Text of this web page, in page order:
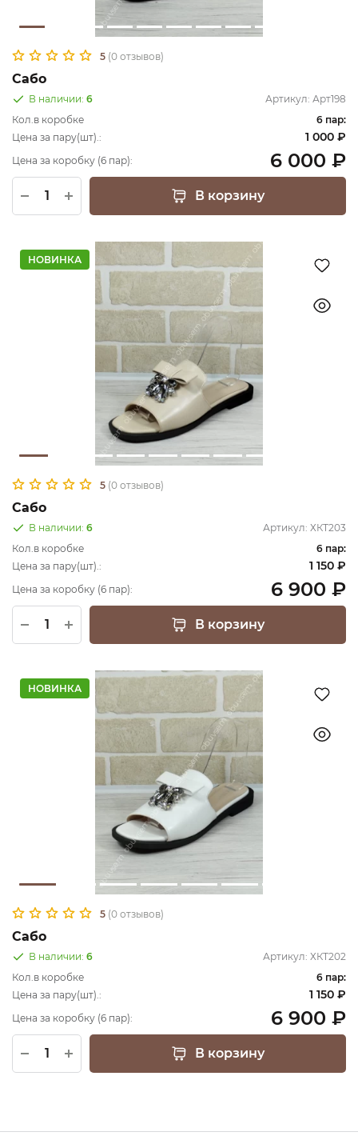
5 (0 отзывов)
Сабо
В наличии: 6 Артикул: Арт198
Кол.в коробке
6 пар:
Цена за пару(шт).:
1 000 ₽
Цена за коробку (6 пар): 6 000 ₽
В корзину
НОВИНКА
5 (0 отзывов)
Сабо
В наличии: 6 Артикул: ХКТ203
Кол.в коробке
6 пар:
Цена за пару(шт).:
1 150 ₽
Цена за коробку (6 пар): 6 900 ₽
В корзину
НОВИНКА
5 (0 отзывов)
Сабо
В наличии: 6 Артикул: ХКТ202
Кол.в коробке
6 пар:
Цена за пару(шт).:
1 150 ₽
Цена за коробку (6 пар): 6 900 ₽
В корзину